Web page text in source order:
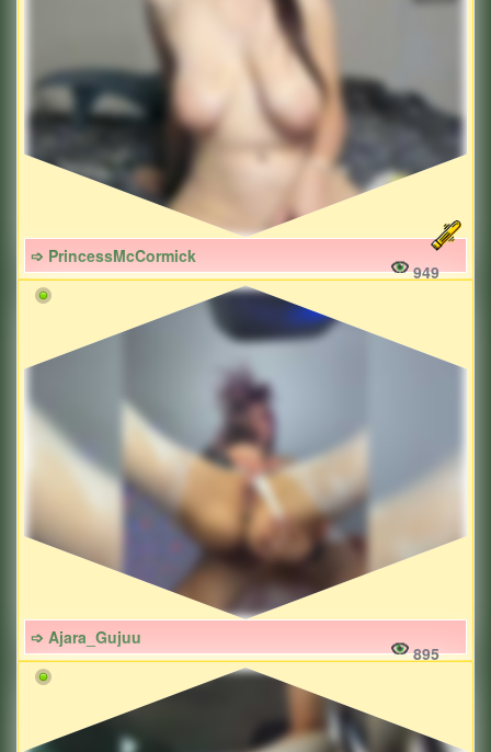
➩ PrincessMcCormick
949
➩ Ajara_Gujuu
895